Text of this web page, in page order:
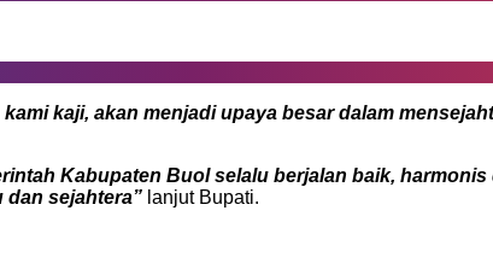
kaji, akan menjadi upaya besar dalam
Kabupaten Buol selalu berjalan baik,
sejahtera” lanjut Bupati.